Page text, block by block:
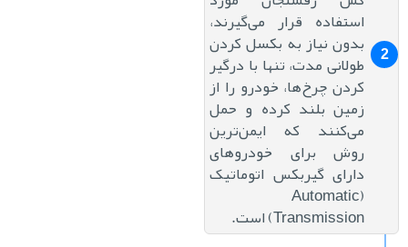
استفاده قرار می‌گیرند،
بدون نیاز به بکسل کردن
طولانی مدت، تنها با درگیر
کردن چرخ‌ها، خودرو را از
زمین بلند کرده و حمل
می‌کنند که ایمن‌ترین
روش برای خودروهای
دارای گیربکس اتوماتیک
(Automatic
Transmission) است.